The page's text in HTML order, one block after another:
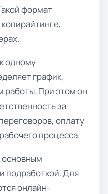
формат
одному
график,
работы. При этом он
за
оплату
процесса.
основным
подработкой. Для
онлайн-